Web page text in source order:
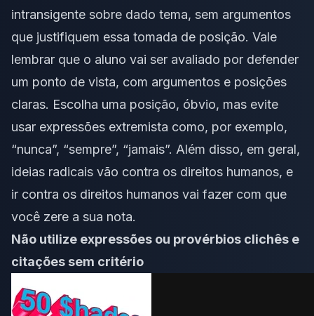
intransigente sobre dado tema, sem argumentos
que justifiquem essa tomada de posição. Vale
lembrar que o aluno vai ser avaliado por defender
um ponto de vista, com argumentos e posições
claras. Escolha uma posição, óbvio, mas evite
usar expressões extremista como, por exemplo,
“nunca”, “sempre”, “jamais”. Além disso, em geral,
ideias radicais vão contra os direitos humanos, e
ir contra os direitos humanos vai fazer com que
você zere a sua nota.
Não utilize expressões ou provérbios clichês e
citações sem critério